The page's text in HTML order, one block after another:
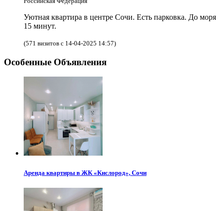
Уютная квартира в центре Сочи. Есть парковка. До моря
15 минут.
(571 визитов с 14-04-2025 14:57)
Особенные Объявления
Аренда квартиры в ЖК «Кислород», Сочи